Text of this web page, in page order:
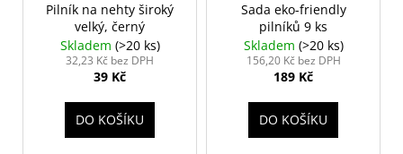
Pilník na nehty široký
velký, černý
Skladem (>20 ks)
32,23 Kč bez DPH
39 Kč
DO KOŠÍKU
Sada eko-friendly
pilníků 9 ks
Skladem (>20 ks)
156,20 Kč bez DPH
189 Kč
DO KOŠÍKU